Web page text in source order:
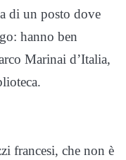
di un posto dove
hanno ben
Marinai d’Italia,
francesi, che non è